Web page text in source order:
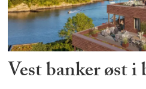
Vest banker øst